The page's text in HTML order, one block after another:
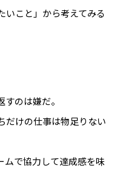
いこと」から考えてみる
のは嫌だ。
だけの仕事は物足りない
ムで協力して達成感を味